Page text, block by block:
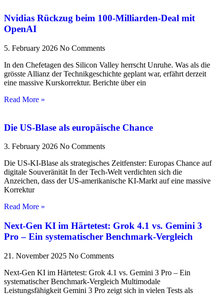
Nvidias Rückzug beim 100-Milliarden-Deal mit
OpenAI
5. February 2026 No Comments
In den Chefetagen des Silicon Valley herrscht Unruhe. Was als die
grösste Allianz der Technikgeschichte geplant war, erfährt derzeit
eine massive Kurskorrektur. Berichte über ein
Read More »
Die US-Blase als europäische Chance
3. February 2026 No Comments
Die US-KI-Blase als strategisches Zeitfenster: Europas Chance auf
digitale Souveränität In der Tech-Welt verdichten sich die
Anzeichen, dass der US-amerikanische KI-Markt auf eine massive
Korrektur
Read More »
Next-Gen KI im Härtetest: Grok 4.1 vs. Gemini 3
Pro – Ein systematischer Benchmark-Vergleich
21. November 2025 No Comments
Next-Gen KI im Härtetest: Grok 4.1 vs. Gemini 3 Pro – Ein
systematischer Benchmark-Vergleich Multimodale
Leistungsfähigkeit Gemini 3 Pro zeigt sich in vielen Tests als